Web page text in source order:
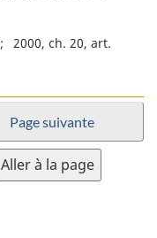
2000, ch. 20, art.
Page suivante